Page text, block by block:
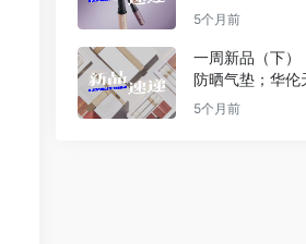
多用膏；3CE小
r迪奥真我浓情
品速递
5个月前
一周新品（下）
防晒气垫；华伦
腮红；稚优泉咬
5个月前